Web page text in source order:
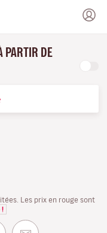
PARTIR DE
Les prix en rouge sont
!